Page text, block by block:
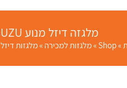
מלגזה דיזל מנוע ISUZU למשקל 3.5 טון
»
Shop
»מלגזות למכירה »מלגזות דיזל